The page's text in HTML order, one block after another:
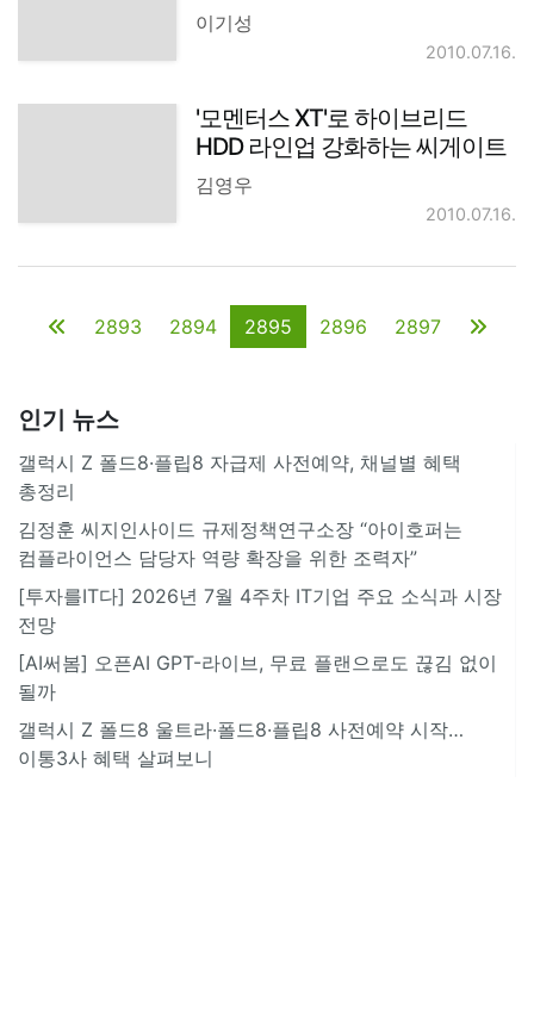
이기성
2010.07.16.
'모멘터스 XT'로 하이브리드
HDD 라인업 강화하는 씨게이트
김영우
2010.07.16.
2893 2894 2895 2896 2897
인기 뉴스
갤럭시 Z 폴드8·플립8 자급제 사전예약, 채널별 혜택
총정리
김정훈 씨지인사이드 규제정책연구소장 “아이호퍼는
컴플라이언스 담당자 역량 확장을 위한 조력자”
[투자를IT다] 2026년 7월 4주차 IT기업 주요 소식과 시장
전망
[AI써봄] 오픈AI GPT-라이브, 무료 플랜으로도 끊김 없이
될까
갤럭시 Z 폴드8 울트라·폴드8·플립8 사전예약 시작…
이통3사 혜택 살펴보니